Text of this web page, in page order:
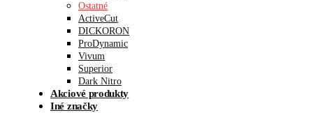
Ostatné
ActiveCut
DICKORON
ProDynamic
Vivum
Superior
Dark Nitro
Akciové produkty
Iné značky